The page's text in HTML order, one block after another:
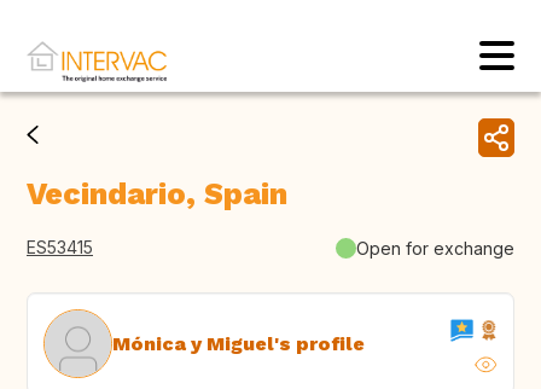
Vecindario, Spain
ES53415 Open for exchange
Mónica y Miguel's profile